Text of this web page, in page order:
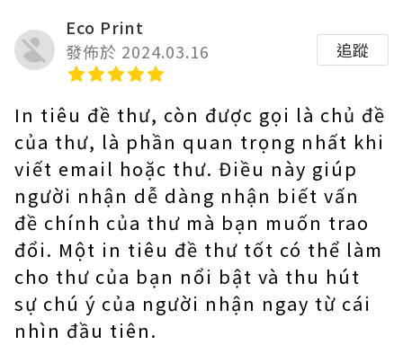
Eco Print
發佈於 2024.03.16
追蹤
In tiêu đề thư, còn được gọi là chủ đề
của thư, là phần quan trọng nhất khi
viết email hoặc thư. Điều này giúp
người nhận dễ dàng nhận biết vấn
đề chính của thư mà bạn muốn trao
đổi. Một in tiêu đề thư tốt có thể làm
cho thư của bạn nổi bật và thu hút
sự chú ý của người nhận ngay từ cái
nhìn đầu tiên.